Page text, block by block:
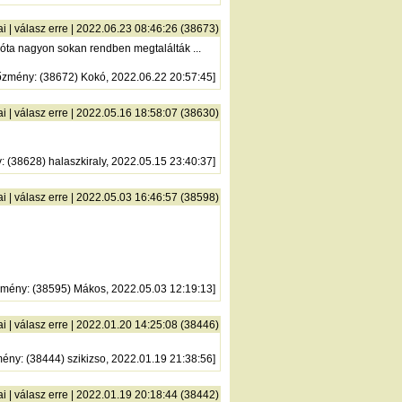
| válasz erre | 2022.06.23 08:46:26 (38673)
nagyon sokan rendben megtalálták ...
: (38672) Kokó, 2022.06.22 20:57:45]
| válasz erre | 2022.05.16 18:58:07 (38630)
: (38628) halaszkiraly, 2022.05.15 23:40:37]
| válasz erre | 2022.05.03 16:46:57 (38598)
: (38595) Mákos, 2022.05.03 12:19:13]
| válasz erre | 2022.01.20 14:25:08 (38446)
: (38444) szikizso, 2022.01.19 21:38:56]
| válasz erre | 2022.01.19 20:18:44 (38442)